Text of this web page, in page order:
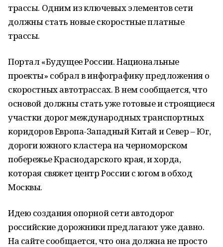
трассы. Одним из ключевых элементов сети
должны стать новые скоростные платные
трассы.
Портал «Будущее России. Национальные
проекты» собрал в инфографику предложения о
скоростных автотрассах. В нем сообщается, что
основой должны стать уже готовые и строящиеся
участки дорог международных транспортных
коридоров Европа-Западный Китай и Север – Юг,
дороги южного кластера на черноморском
побережье Краснодарского края, и хорда,
которая свяжет центр России с югом в обход
Москвы.
Идею создания опорной сети автодорог
российские дорожники предлагают уже давно.
На сайте сообщается, что она должна не просто